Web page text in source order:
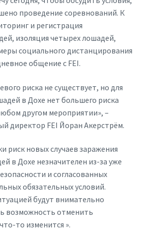
проведение соревнований. К
и регистрация
изоляция четырех лошадей,
социального дистанцирования
общение с FEI.
риска не существует, но для
в Дохе нет большего риска
другом мероприятии», –
директор FEI Йоран Акерстрём.
риск новых случаев заражения
в Дохе незначителен из-за уже
и согласованных
обязательных условий.
будут внимательно
возможность отменить
то изменится ».